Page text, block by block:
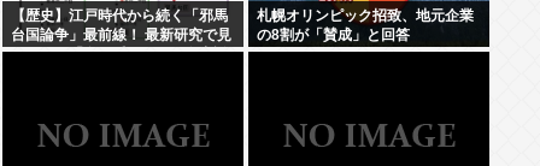
【歴史】江戸時代から続く「邪馬
台国論争」最前線！ 最新研究で見
えてきた「卑弥呼の国」の有力説
札幌オリンピック招致、地元企業
の8割が「賛成」と回答